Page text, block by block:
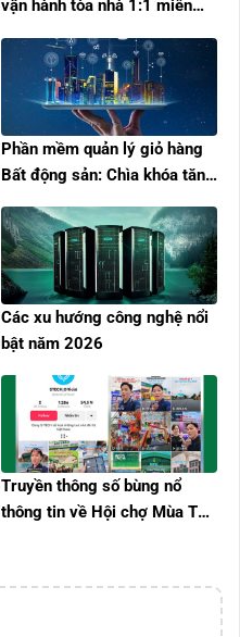
vận hành tòa nhà 1:1 miễn
Phần mềm quản lý giỏ hàng
Bất động sản: Chìa khóa tăng
nguyên số
Các xu hướng công nghệ nổi
bật năm 2026
Truyền thông số bùng nổ
thông tin về Hội chợ Mùa Thu